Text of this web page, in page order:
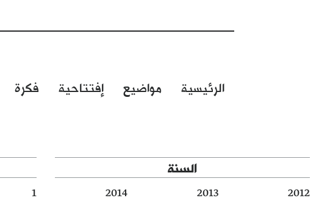
الرئيسية مواضيع إفتتاحية فكرة
السنة
2012
2013
2014
1